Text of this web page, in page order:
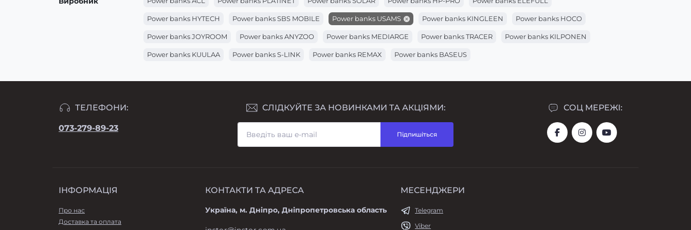
Power banks HYTECH Power banks SBS MOBILE Power banks USAMS Power banks KINGLEEN Power banks HOCO
Power banks JOYROOM Power banks ANYZOO Power banks MEDIARGE Power banks TRACER Power banks KILPONEN
Power banks KUULAA Power banks S-LINK Power banks REMAX Power banks BASEUS
ТЕЛЕФОНИ:
073-279-89-23
СОЦ МЕРЕЖІ:
СЛІДКУЙТЕ ЗА НОВИНКАМИ ТА АКЦІЯМИ:
Підпишіться
ІНФОРМАЦІЯ
Про нас
Доставка та оплата
КОНТАКТИ ТА АДРЕСА
Україна, м. Дніпро, Дніпропетровська область
МЕСЕНДЖЕРИ
Telegram
Viber